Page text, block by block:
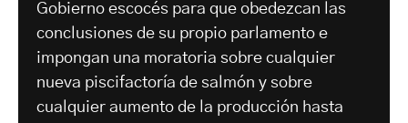
Gobierno escocés para que obedezcan las
conclusiones de su propio parlamento e
impongan una moratoria sobre cualquier
nueva piscifactoría de salmón y sobre
cualquier aumento de la producción hasta